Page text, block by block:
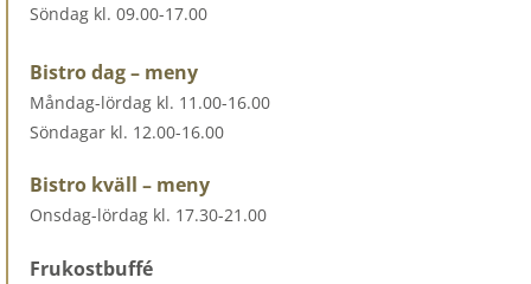
Söndag kl. 09.00-17.00
Bistro dag – meny
Måndag-lördag kl. 11.00-16.00
Söndagar kl. 12.00-16.00
Bistro kväll – meny
Onsdag-lördag kl. 17.30-21.00
Frukostbuffé